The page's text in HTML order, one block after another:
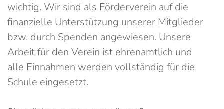
wichtig. Wir sind als Förderverein auf die
finanzielle Unterstützung unserer Mitglieder
bzw. durch Spenden angewiesen. Unsere
Arbeit für den Verein ist ehrenamtlich und
alle Einnahmen werden vollständig für die
Schule eingesetzt.